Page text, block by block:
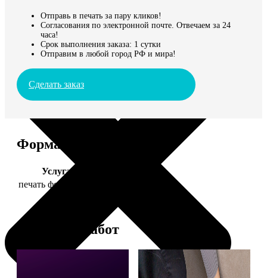
Отправь в печать за пару кликов!
Согласования по электронной почте. Отвечаем за 24
часа!
Срок выполнения заказа: 1 сутки
Отправим в любой город РФ и мира!
Сделать заказ
Форматы и цены
Услуга
печать фото 20х20
Примеры работ